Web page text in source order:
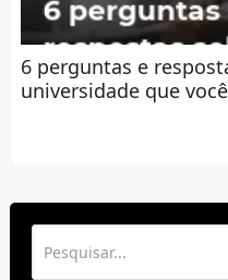
6 perguntas e
universidade que